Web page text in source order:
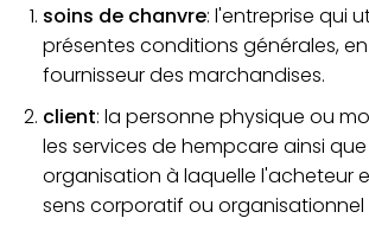
soins de chanvre: l'entreprise qui
présentes conditions générales,
fournisseur des marchandises.
client: la personne physique ou
les services de hempcare ainsi
organisation à laquelle l'acheteur
sens corporatif ou organisationnel